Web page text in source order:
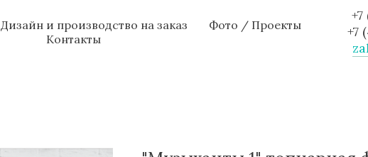
Дизайн и производство на заказ
Фото / Проекты
Контакты
+7